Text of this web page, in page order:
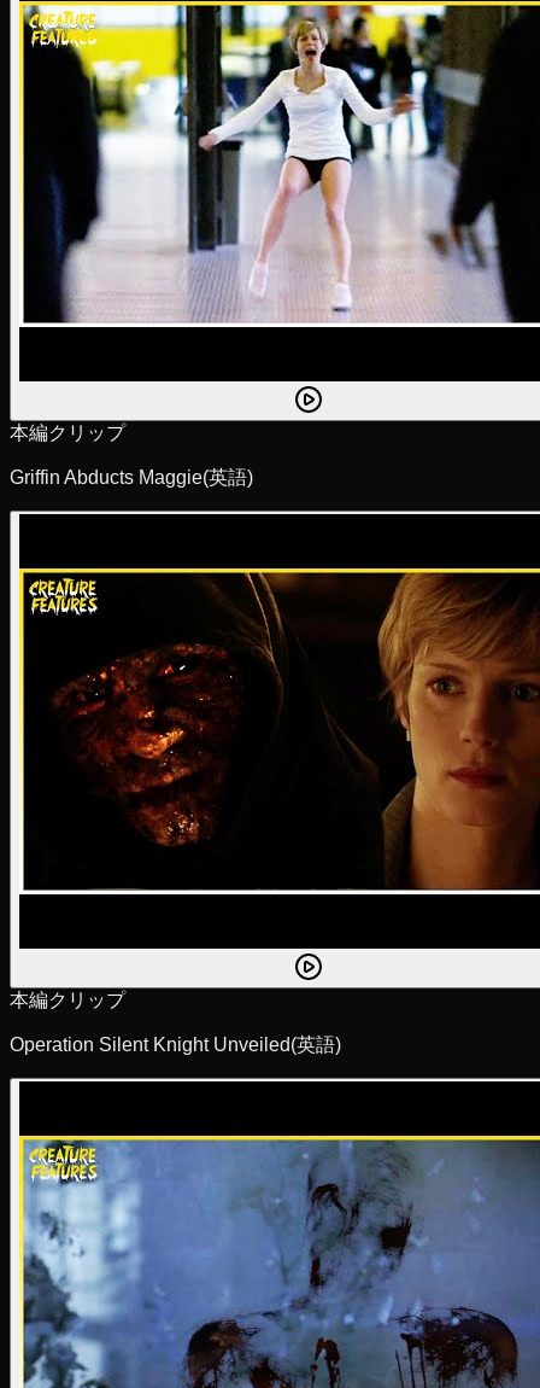
本編クリップ
Griffin Abducts Maggie(英語)
本編クリップ
Operation Silent Knight Unveiled(英語)